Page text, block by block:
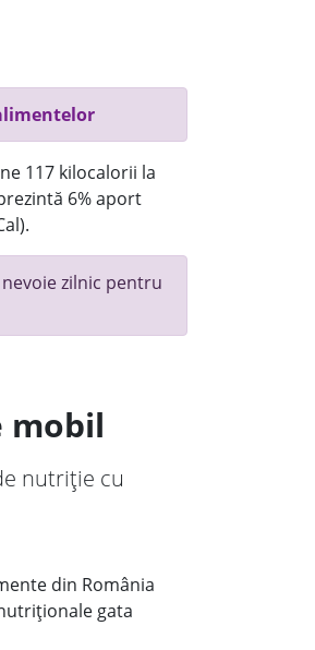
117 kilocalorii la
6% aport
zilnic pentru
mobil
nutriție cu
din România
gata